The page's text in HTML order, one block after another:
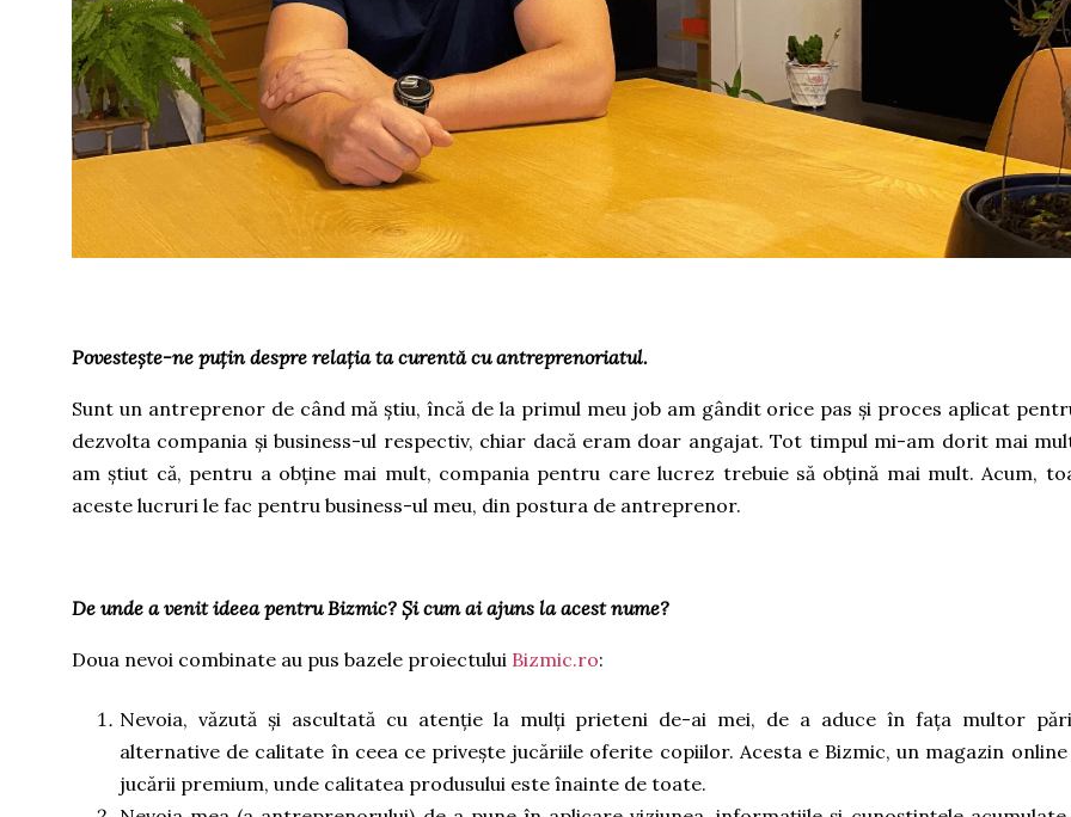
Povestește-ne puțin despre relația ta curentă cu antreprenoriatul.
Sunt un antreprenor de când mă știu, încă de la primul meu job am gândit orice pas și proces aplicat
dezvolta compania și business-ul respectiv, chiar dacă eram doar angajat. Tot timpul mi-am dorit mai
am știut că, pentru a obține mai mult, compania pentru care lucrez trebuie să obțină mai mult. Acum,
aceste lucruri le fac pentru business-ul meu, din postura de antreprenor.
De unde a venit ideea pentru Bizmic? Și cum ai ajuns la acest nume?
Doua nevoi combinate au pus bazele proiectului Bizmic.ro:
Nevoia, văzută și ascultată cu atenție la mulți prieteni de-ai mei, de a aduce în fața multor
alternative de calitate în ceea ce privește jucăriile oferite copiilor. Acesta e Bizmic, un magazin online
jucării premium, unde calitatea produsului este înainte de toate.